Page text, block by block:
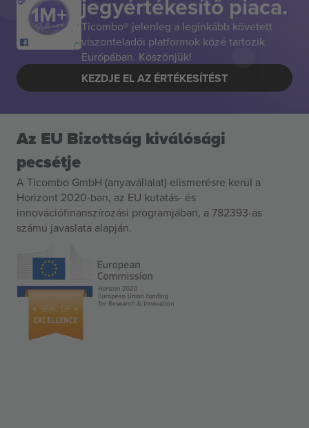
jegyértékesítő piaca.
Ticombo® jelenleg a leginkább követett
viszonteladói platformok közé tartozik
Európában. Köszönjük!
KEZDJE EL AZ ÉRTÉKESÍTÉST
Az EU Bizottság kiválósági
pecsétje
A Ticombo GmbH (anyavállalat) elismerésre kerül a
Horizont 2020-ban, az EU kutatás- és
innovációfinanszírozási programjában, a 782393-as
számú javaslata alapján.